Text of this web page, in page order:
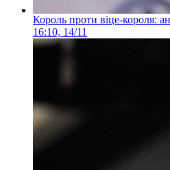
Король проти віце-короля:
16:10, 14/11